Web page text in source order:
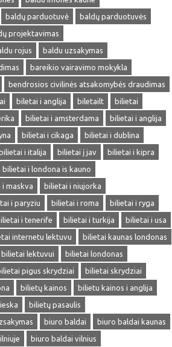
baldų parduotuvė
baldų parduotuvės
projektavimas
rojus
baldu uzsakymas
bareikio vairavimo mokykla
bendrosios civilinės atsakomybės draudimas
biletai i anglija biletailt
bilietai
bilietai i amsterdama
bilietai i anglija
bilietai i cikaga
bilietai i dublina
bilietai i italija bilietai į jav
bilietai i kipra
bilietai i londona is kauno
i maskva
bilietai i niujorka
i paryziu bilietai i roma
bilietai i ryga
i tenerife bilietai i turkija
bilietai i usa
internetu lektuvu
bilietai kaunas londonas
bilietai lektuvui
bilietai londonas
pigus skrydziai
bilietai skrydziai
bilietų kainos
bilietu kainos i anglija
bilietų pasaulis
biuro baldai
biuro baldai kaunas
biuro baldai vilnius